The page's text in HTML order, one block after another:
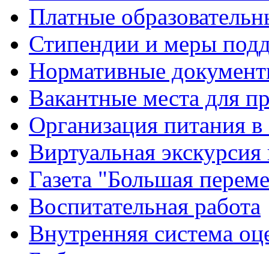
Платные
Стипендии и меры
Нормативные
Вакантные места для
Организация питания в
Виртуальная
Газета "Большая
Воспитательная работа
Внутренняя система